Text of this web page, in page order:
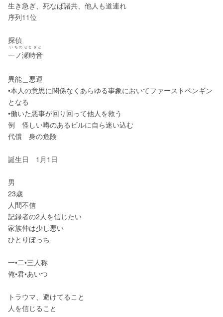
生き急ぎ、死なば諸共、他人も道連れ
序列11位
探偵
一ノ瀬時音
いちのせときと
異能＿悪運
•本人の意思に関係なくあらゆる事象においてファーストペンギン
となる
•働いた悪事が回り回って他人を救う
例　怪しい噂のあるビルに自ら迷い込む
代償　身の危険
誕生日　1月1日
男
23歳
人間不信
記録者の2人を信じたい
家族仲は少し悪い
ひとりぼっち
一•二•三人称
俺•君•あいつ
トラウマ、避けてること
人を信じること